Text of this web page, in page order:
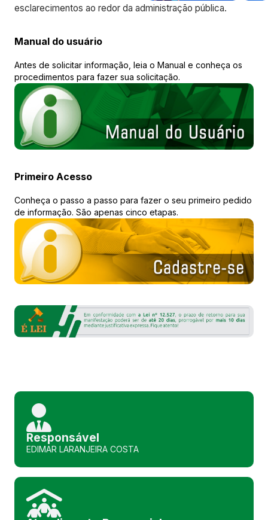
esclarecimentos ao redor da administração pública.
Manual do usuário
Antes de solicitar informação, leia o Manual e conheça os
procedimentos para fazer sua solicitação.
Primeiro Acesso
Conheça o passo a passo para fazer o seu primeiro pedido
de informação. São apenas cinco etapas.
Responsável
EDIMAR LARANJEIRA COSTA